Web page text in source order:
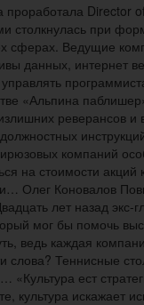
проработала
столкнулась при
сферах. Ведущие
данных,
«Альпина
реверансов
должностных
компаний
на стоимости
Олег Коновалов
лет назад
мог бы помочь
ведь каждая
слова? Теннисные
«Культура ест
культура искажает